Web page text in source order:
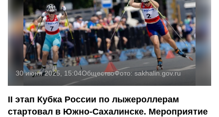
30 июня 2025, 15:04ОбществоФото:sakhalin.gov.ru
II этап Кубка России по лыжероллерам
стартовал в Южно-Сахалинске. Мероприятие